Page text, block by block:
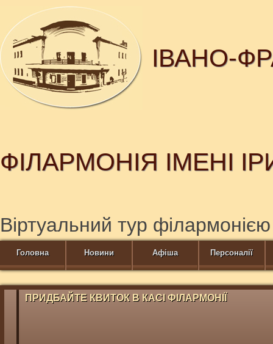
ІВАНО-
ФІЛАРМОНІЯ ІМЕНІ
Віртуальний тур філармонією
Головна Новини Афіша Персоналії
ПРИДБАЙТЕ КВИТОК В КАСІ ФІЛАРМОНІЇ